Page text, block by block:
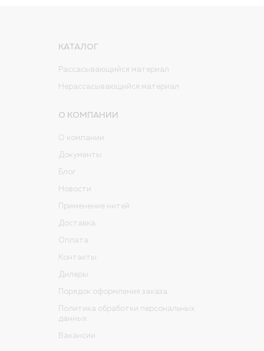
КАТАЛОГ
Рассасывающийся материал
Нерассасывающийся материал
О КОМПАНИИ
О компании
Документы
Блог
Новости
Применение нитей
Доставка
Оплата
Контакты
Дилеры
Порядок оформления заказа
Политика обработки персональных
данных
Вакансии